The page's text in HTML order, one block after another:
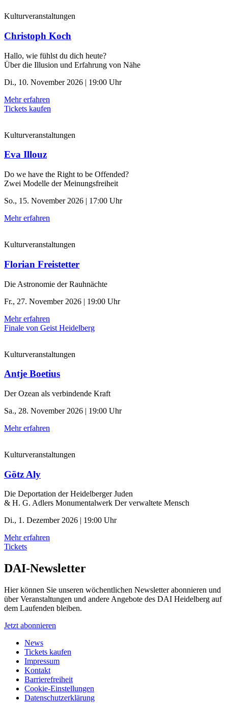
Kulturveranstaltungen
Christoph Koch
Hallo, wie fühlst du dich heute?
Über die Illusion und Erfahrung von Nähe
Di., 10. November 2026 | 19:00 Uhr
Mehr erfahren
Tickets kaufen
Kulturveranstaltungen
Eva Illouz
Do we have the Right to be Offended?
Zwei Modelle der Meinungsfreiheit
So., 15. November 2026 | 17:00 Uhr
Mehr erfahren
Kulturveranstaltungen
Florian Freistetter
Die Astronomie der ­Rauhnächte
Fr., 27. November 2026 | 19:00 Uhr
Mehr erfahren
Finale von Geist Heidelberg
Kulturveranstaltungen
Antje Boetius
Der Ozean als verbindende Kraft
Sa., 28. November 2026 | 19:00 Uhr
Mehr erfahren
Kulturveranstaltungen
Götz Aly
Die Deportation der ­Heidelberger Juden
& H. G. Adlers Monumentalwerk Der verwaltete Mensch
Di., 1. Dezember 2026 | 19:00 Uhr
Mehr erfahren
Tickets
DAI-Newsletter
Hier können Sie unseren wöchentlichen Newsletter abonnieren und
über Veranstaltungen und andere Angebote des DAI Heidelberg auf
dem Laufenden bleiben.
Jetzt abonnieren
News
Tickets kaufen
Impressum
Kontakt
Barrierefreiheit
Cookie-Einstellungen
Datenschutzerklärung